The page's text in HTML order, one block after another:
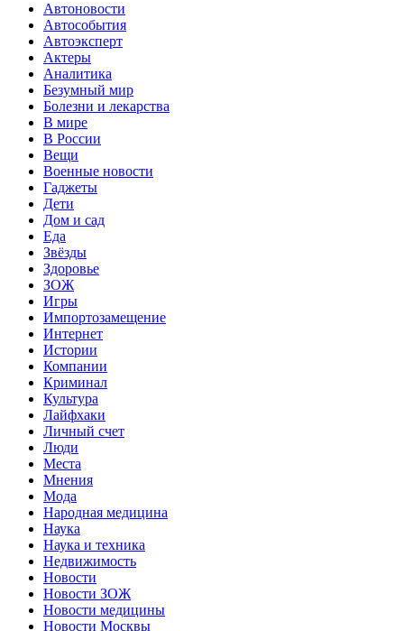
Автоновости
Автособытия
Автоэксперт
Актеры
Аналитика
Безумный мир
Болезни и лекарства
В мире
В России
Вещи
Военные новости
Гаджеты
Дети
Дом и сад
Еда
Звёзды
Здоровье
ЗОЖ
Игры
Импортозамещение
Интернет
Истории
Компании
Криминал
Культура
Лайфхаки
Личный счет
Люди
Места
Мнения
Мода
Народная медицина
Наука
Наука и техника
Недвижимость
Новости
Новости ЗОЖ
Новости медицины
Новости Москвы